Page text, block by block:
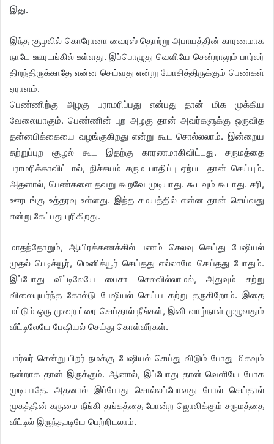
இது.
இந்த சூழலில் கொரோனா வைரஸ் தொற்று அபாயத்தின் காரணமாக
நாடே ஊரடங்கில் உள்ளது. இப்பொழுது வெளியே சென்றாலும் பார்லர்
திறந்திருக்காதே என்ன செய்வது என்று யோசித்திருக்கும் பெண்கள்
ஏராளம்.
பெண்ணிற்கு அழகு பராமரிப்பது என்பது தான் மிக முக்கிய
வேலையாகும். பெண்ணின் புற அழகு தான் அவர்களுக்கு ஒருவித
தன்னபிக்கையை வழங்குகிறது என்று கூட சொல்லலாம். இன்றைய
சுற்றுப்புற சூழல் கூட இதற்கு காரணமாகிவிட்டது. சருமத்தை
பராமரிக்காவிட்டால், நிச்சயம் சரும பாதிப்பு ஏற்பட தான் செய்யும்.
அதனால், பெண்களை தவறு கூறவே முடியாது. கூடவும் கூடாது. சரி,
ஊரடங்கு உத்தரவு உள்ளது. இந்த சமயத்தில் என்ன தான் செய்வது
என்று கேட்பது புரிகிறது.
மாதந்தோறும், ஆயிரக்கணக்கில் பணம் செலவு செய்து பேஷியல்
முதல் பெடிக்யூர், மெனிக்யூர் செய்தது எல்லாமே செய்தது போதும்.
இப்போது வீட்டிலேயே பைசா செலவில்லாமல், அதுவும் சற்று
விலையுயர்ந்த கோல்டு பேஷியல் செய்ய கற்று தருகிறோம். இதை
மட்டும் ஒரு முறை ட்ரை செய்தால் நீங்கள், இனி வாழ்நாள் முழுவதும்
வீட்டிலேயே பேஷியல் செய்து கொள்வீர்கள்.
பார்லர் சென்று பிறர் நமக்கு பேஷியல் செய்து விடும் போது மிகவும்
நன்றாக தான் இருக்கும். ஆனால், இப்போது தான் வெளியே போக
முடியாதே. அதனால் இப்போது சொல்லப்போவது போல் செய்தால்
முகத்தின் கருமை நீங்கி தங்கத்தை போன்ற ஜொலிக்கும் சருமத்தை
வீட்டில் இருந்தபடியே பெற்றிடலாம்.